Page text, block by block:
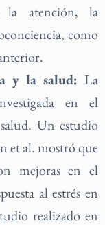
la atención, la
como
y la salud: La
en el
Un estudio
et al. mostró que
mejoras en el
al estrés en
realizado en